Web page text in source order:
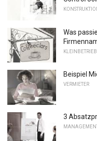
Was
KLEINBETRIEB
Beispiel
VERMIETER
3